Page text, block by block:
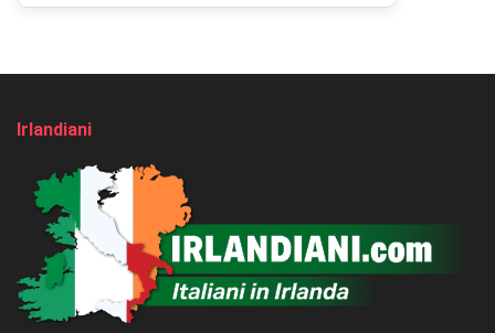
Irlandiani